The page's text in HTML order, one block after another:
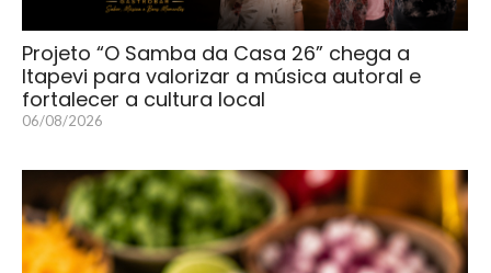
Projeto “O Samba da Casa 26” chega a
Itapevi para valorizar a música autoral e
fortalecer a cultura local
06/08/2026